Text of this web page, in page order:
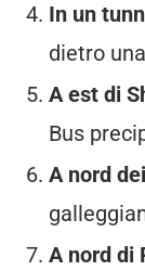
In un
dietro
A est di
Bus
A nord
A nord di